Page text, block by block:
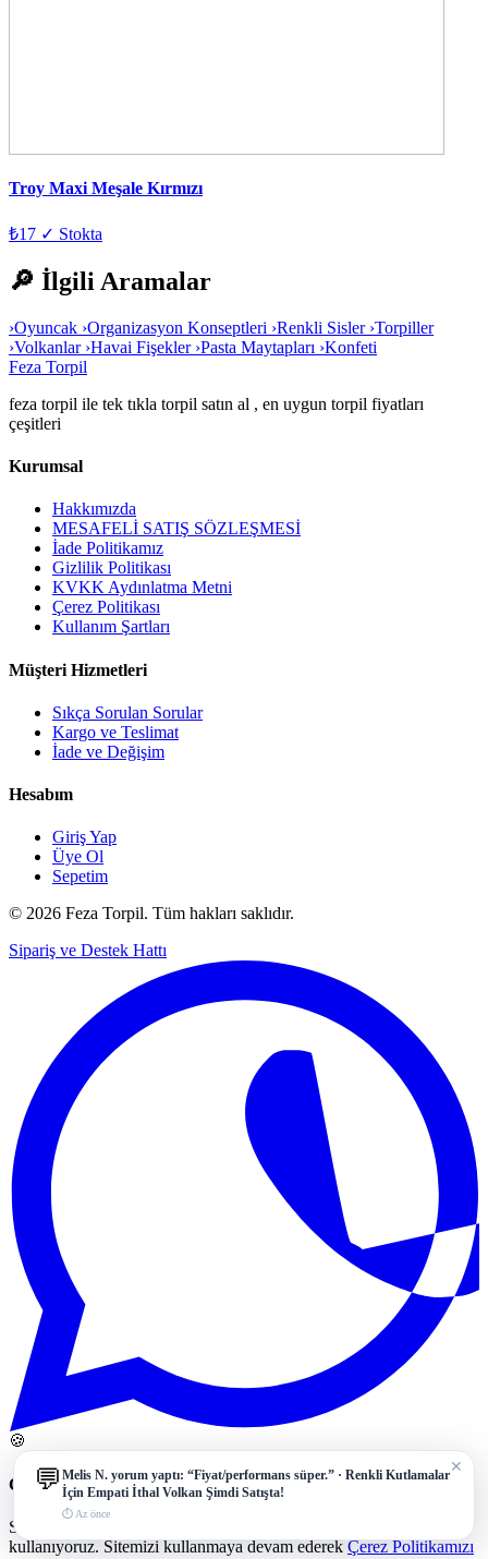
Troy Maxi Meşale Kırmızı
₺17 ✓ Stokta
🔎 İlgili Aramalar
›Oyuncak ›Organizasyon Konseptleri ›Renkli Sisler ›Torpiller
›Volkanlar ›Havai Fişekler ›Pasta Maytapları ›Konfeti
Feza Torpil
feza torpil ile tek tıkla torpil satın al , en uygun torpil fiyatları
çeşitleri
Kurumsal
Hakkımızda
MESAFELİ SATIŞ SÖZLEŞMESİ
İade Politikamız
Gizlilik Politikası
KVKK Aydınlatma Metni
Çerez Politikası
Kullanım Şartları
Müşteri Hizmetleri
Sıkça Sorulan Sorular
Kargo ve Teslimat
İade ve Değişim
Hesabım
Giriş Yap
Üye Ol
Sepetim
© 2026 Feza Torpil. Tüm hakları saklıdır.
Sipariş ve Destek Hattı
🍪
Çerez Politikası ve Veri Gizliliği
Size daha iyi bir deneyim sunmak için çerezleri (cookies)
kullanıyoruz. Sitemizi kullanmaya devam ederek Çerez Politikamızı
✕
💬 Melis N. yorum yaptı: “Fiyat/performans süper.” · Renkli Kutlamalar
İçin Empati İthal Volkan Şimdi Satışta!
⏱ Az önce